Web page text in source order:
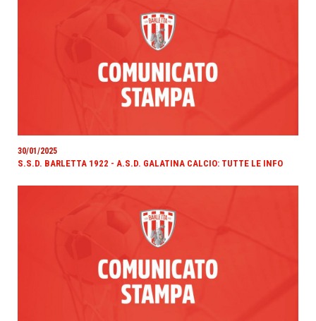
30/01/2025
S.S.D. BARLETTA 1922 - A.S.D. GALATINA CALCIO: TUTTE LE INFO